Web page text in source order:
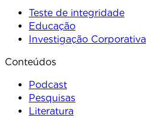
Teste de integridade
Educação
Investigação Corporativa
Conteúdos
Podcast
Pesquisas
Literatura